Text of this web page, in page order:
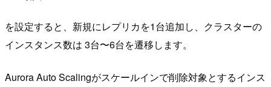
を設定すると、新規にレプリカを1台追加し、クラスターの
インスタンス数は 3台〜6台を遷移します。
Aurora Auto Scalingがスケールインで削除対象とするインス